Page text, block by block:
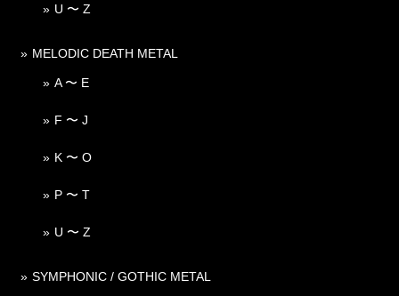
U 〜 Z
MELODIC DEATH METAL
A 〜 E
F 〜 J
K 〜 O
P 〜 T
U 〜 Z
SYMPHONIC / GOTHIC METAL